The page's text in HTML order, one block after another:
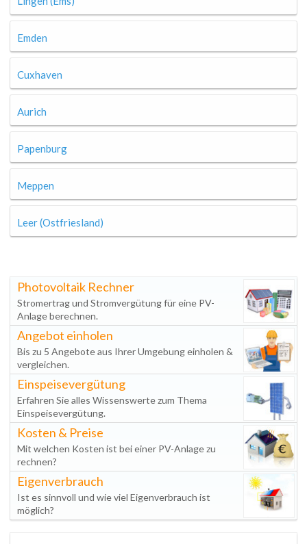
Emden
Cuxhaven
Aurich
Papenburg
Meppen
Leer (Ostfriesland)
Photovoltaik Rechner
Stromertrag und Stromvergütung für eine PV-
Anlage berechnen.
Angebot einholen
Bis zu 5 Angebote aus Ihrer Umgebung einholen &
vergleichen.
Einspeisevergütung
Erfahren Sie alles Wissenswerte zum Thema
Einspeisevergütung.
Kosten & Preise
Mit welchen Kosten ist bei einer PV-Anlage zu
rechnen?
Eigenverbrauch
Ist es sinnvoll und wie viel Eigenverbrauch ist
möglich?